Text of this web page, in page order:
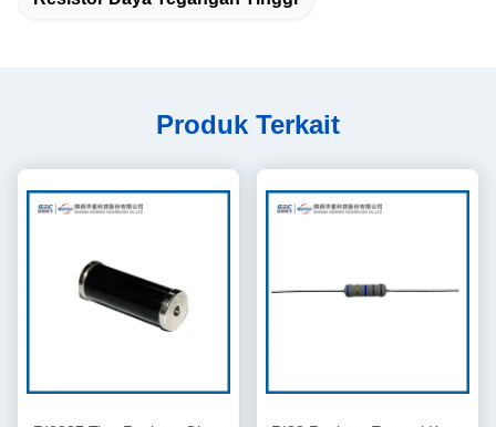
Produk Terkait